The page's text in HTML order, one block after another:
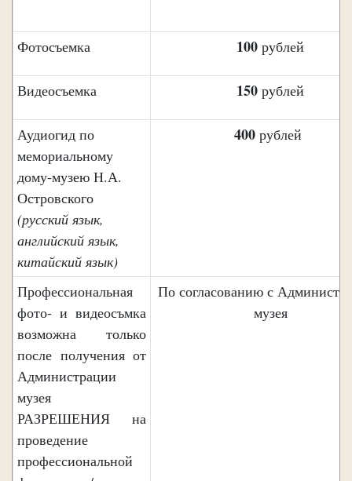
Фотосъемка 100 рублей
Видеосъемка 150 рублей
Аудиогид по
мемориальному
дому-музею Н.А.
Островского
(русский язык,
английский язык,
китайский язык)
400 рублей
Профессиональная
фото- и видеосъмка
возможна только
после получения от
Администрации
музея
РАЗРЕШЕНИЯ на
проведение
профессиональной
По согласованию с
музея